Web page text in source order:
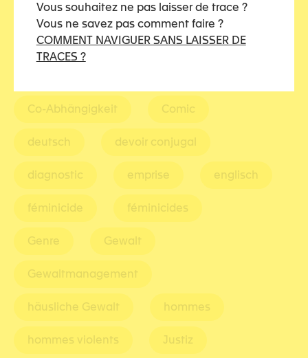
Vous souhaitez ne pas laisser de trace ?
Vous ne savez pas comment faire ?
COMMENT NAVIGUER SANS LAISSER DE
TRACES ?
TAGS
Co-Abhängigkeit Comic
deutsch devoir conjugal
diagnostic emprise englisch
féminicide féminicides
Genre Gewalt
Gewaltmanagement
häusliche Gewalt hommes
hommes violents Justiz